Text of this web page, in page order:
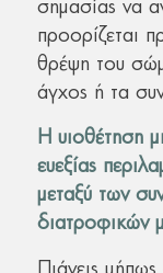
σημασίας να
προορίζεται
θρέψη του
άγχος ή τα
Η υιοθέτηση
ευεξίας
μεταξύ των
διατροφικών